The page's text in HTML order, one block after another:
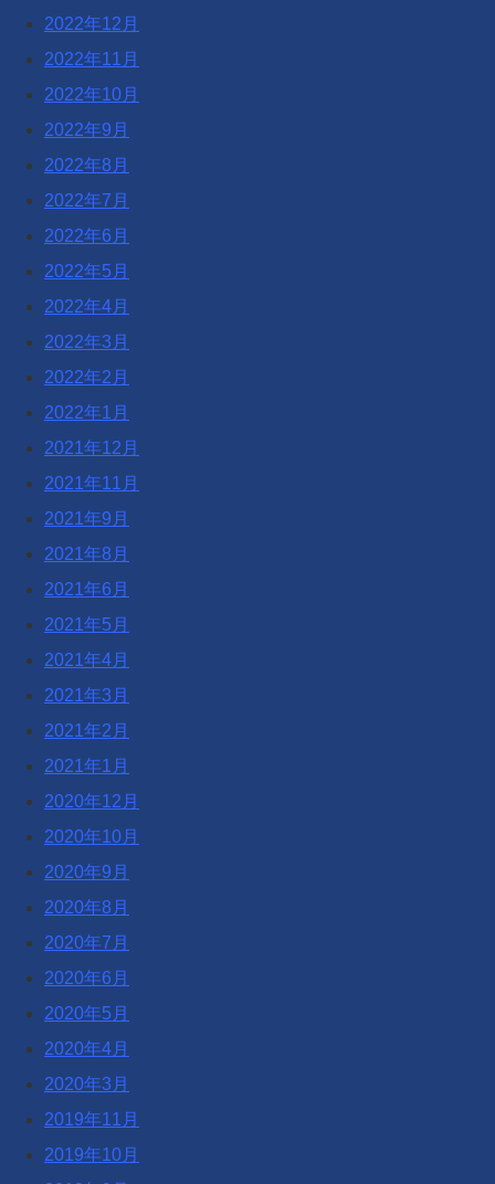
2022年12月
2022年11月
2022年10月
2022年9月
2022年8月
2022年7月
2022年6月
2022年5月
2022年4月
2022年3月
2022年2月
2022年1月
2021年12月
2021年11月
2021年9月
2021年8月
2021年6月
2021年5月
2021年4月
2021年3月
2021年2月
2021年1月
2020年12月
2020年10月
2020年9月
2020年8月
2020年7月
2020年6月
2020年5月
2020年4月
2020年3月
2019年11月
2019年10月